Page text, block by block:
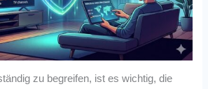
zu begreifen, ist es wichtig, die